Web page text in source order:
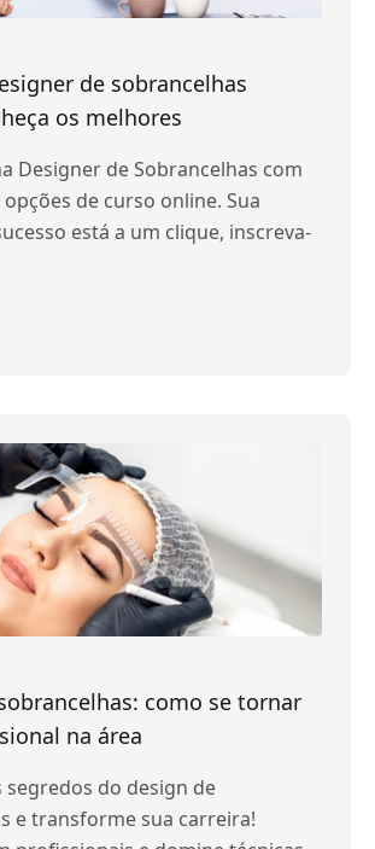
de sobrancelhas
os melhores
Designer de Sobrancelhas com
de curso online. Sua
está a um clique, inscreva-
como se tornar
na área
segredos do design de
e transforme sua carreira!